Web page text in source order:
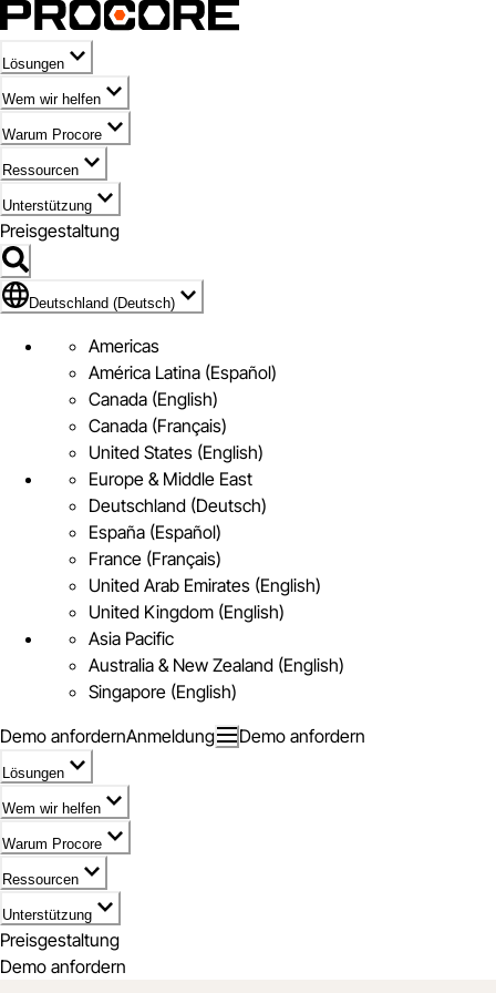
Lösungen
Wem wir helfen
Warum Procore
Ressourcen
Unterstützung
Preisgestaltung
Markieren des Symbols für Deutschland (Deutsch)
Deutschland (Deutsch)
Americas
América Latina (Español)
Canada (English)
Canada (Français)
United States (English)
Europe & Middle East
Deutschland (Deutsch)
España (Español)
France (Français)
United Arab Emirates (English)
United Kingdom (English)
Asia Pacific
Australia & New Zealand (English)
Singapore (English)
Demo anfordernAnmeldung Demo anfordern
Lösungen
Wem wir helfen
Warum Procore
Ressourcen
Unterstützung
Preisgestaltung
Demo anfordern